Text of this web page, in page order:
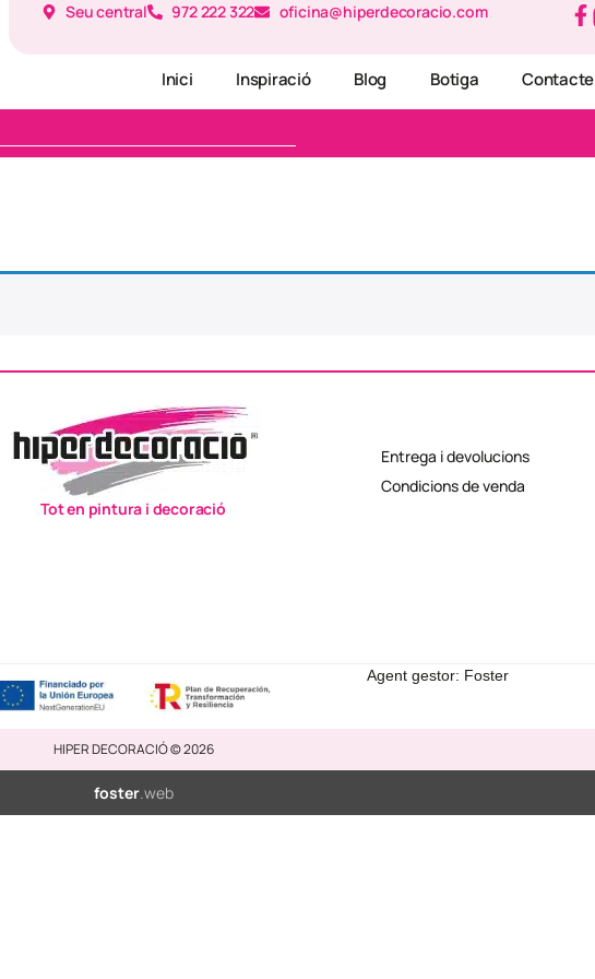
Seu central 972 222 322 oficina@hiperdecoracio.com
Inici Inspiració Blog Botiga Contacte
Tot en pintura i decoració
Entrega i devolucions
Condicions de venda
Agent gestor: Foster
HIPER DECORACIÓ © 2026
foster.web